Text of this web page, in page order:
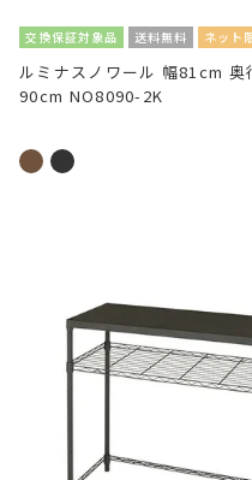
交換保証対象品 送料無料 ネット
ルミナスノワール 幅81cm 奥
90cm NO8090-2K